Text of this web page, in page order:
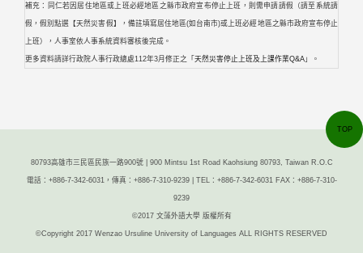
補充：同仁若因居住地區或上班必經地區之縣市政府宣布停止上班，則需申請請假（請至系統請
假，假別點選【天然災害假】，備註填寫居住地區(如台南市)或上班必經地區之縣市政府宣布停止
上班），人事室依人事系統資料審核後完成。
更多資料請詳行政院人事行政總處112年3月修正之「 天然災害停止上班及上課作業Q&A 」。
80793高雄市三民區民族一路900號 | 900 Mintsu 1st Road Kaohsiung 80793, Taiwan R.O.C
電話：+886-7-342-6031，傳真：+886-7-310-9239 | TEL：+886-7-342-6031 FAX：+886-7-310-
9239
©2017 文藻外語大學 版權所有
©Copyright 2017 Wenzao Ursuline University of Languages ALL RIGHTS RESERVED
TOP